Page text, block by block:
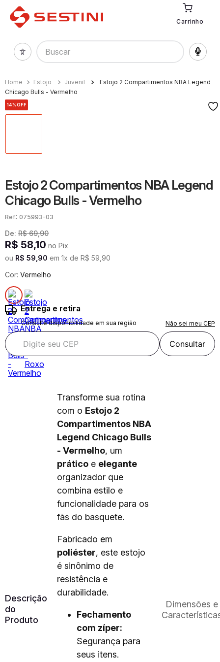
Carrinho
Buscar
Estojo Juvenil
Estojo 2 Compartimentos NBA Legend
Chicago Bulls - Vermelho
14%OFF
Estojo 2 Compartimentos NBA Legend
Chicago Bulls - Vermelho
: 075993-03
De: R$ 69,90
R$ 58,10 no Pix
ou R$ 59 90 em 1x de R$ 59 90
Cor: Vermelho
Entrega e retira
Consulte disponibilidade em sua região Não sei meu CEP
Consultar
Descrição
do
Produto
Transforme sua rotina
com o Estojo 2
Compartimentos NBA
Legend Chicago Bulls
- Vermelho, um
prático e elegante
organizador que
combina estilo e
funcionalidade para os
fãs do basquete.
Fabricado em
poliéster, este estojo
é sinônimo de
resistência e
durabilidade.
Fechamento
com zíper:
Segurança para
seus itens.
Dimensões e